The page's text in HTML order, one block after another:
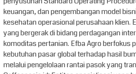
keuangan, dan pengembangan model
kesehatan operasional perusahaan klien.
yang bergerak di bidang perdagangan
komoditas pertanian. Efba Agro berfokus
kebutuhan pasar global terhadap hasil
melalui pengelolaan rantai pasok yang